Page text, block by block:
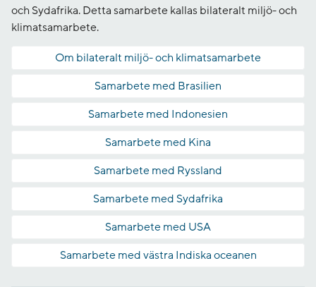
och Sydafrika. Detta samarbete kallas bilateralt miljö- och
klimatsamarbete.
Om bilateralt miljö- och klimatsamarbete
Samarbete med Brasilien
Samarbete med Indonesien
Samarbete med Kina
Samarbete med Ryssland
Samarbete med Sydafrika
Samarbete med USA
Samarbete med västra Indiska oceanen